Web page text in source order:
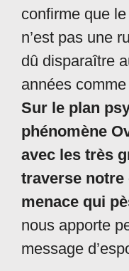
confirme que
n’est pas une
dû disparaître
années
Sur le plan
phénomène
avec les très
traverse notre
menace qui
nous apporte
message